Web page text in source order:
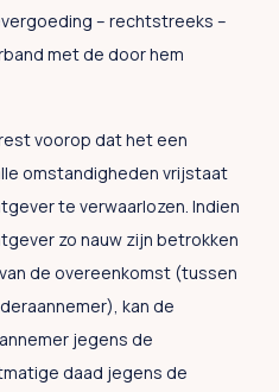
– rechtstreeks –
met de door hem
voorop dat het een
omstandigheden vrijstaat
te verwaarlozen. Indien
zo nauw zijn betrokken
de overeenkomst (tussen
kan de
jegens de
daad jegens de